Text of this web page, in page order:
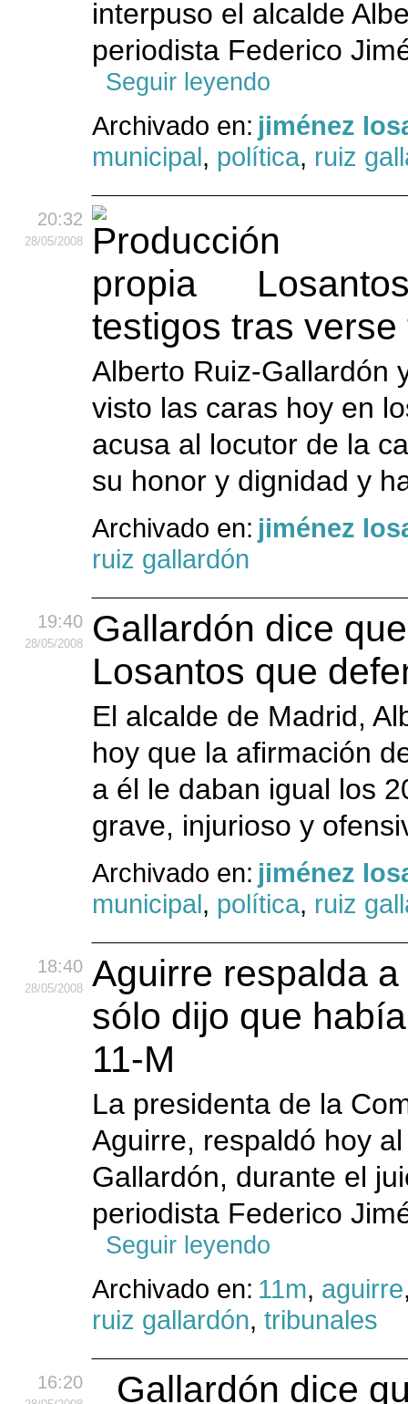
interpuso el alcalde
periodista Federico
Seguir leyendo
Archivado en: jiménez
municipal, política, ruiz
20:32
28/05/2008
testigos tras
Alberto Ruiz-Gallardón
visto las caras hoy en
acusa al locutor de la
su honor y dignidad y
Archivado en: jiménez
ruiz gallardón
19:40
28/05/2008
Gallardón dice
Losantos que
El alcalde de Madrid,
hoy que la afirmación
a él le daban igual los
grave, injurioso y
Archivado en: jiménez
municipal, política, ruiz
18:40
28/05/2008
Aguirre respalda
sólo dijo que
11-M
La presidenta de la
Aguirre, respaldó hoy
Gallardón, durante el
periodista Federico
Seguir leyendo
Archivado en: 11m, aguirre
ruiz gallardón, tribunales
16:20 Gallardón dice